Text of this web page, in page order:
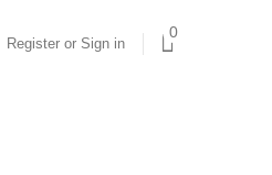
Register or Sign in
0